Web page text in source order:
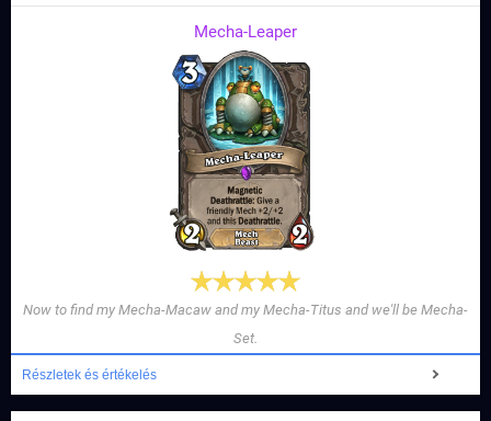
Mecha-Leaper
Now to find my Mecha-Macaw and my Mecha-Titus and we'll be Mecha-
Set.
Részletek és értékelés